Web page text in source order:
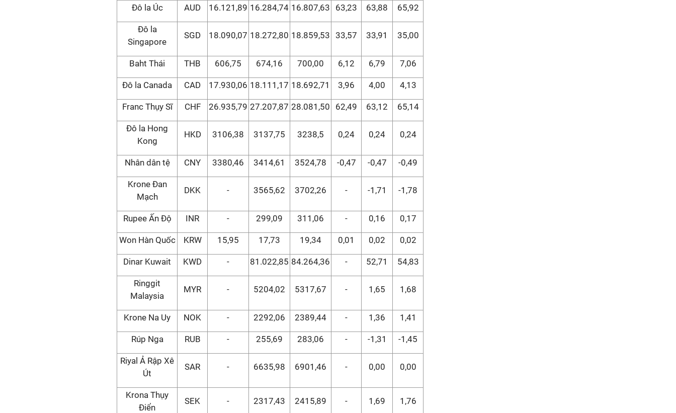
Đô la Úc AUD 16.121,89 16.284,74 16.807,63 63,23 63,88 65,92
Đô la
Singapore
SGD 18.090,07 18.272,80 18.859,53 33,57 33,91 35,00
Baht Thái THB 606,75 674,16 700,00 6,12 6,79 7,06
Đô la Canada CAD 17.930,06 18.111,17 18.692,71 3,96 4,00 4,13
Franc Thụy Sĩ CHF 26.935,79 27.207,87 28.081,50 62,49 63,12 65,14
Đô la Hong
Kong
HKD 3106,38 3137,75 3238,5 0,24 0,24 0,24
Nhân dân tệ CNY 3380,46 3414,61 3524,78 -0,47 -0,47 -0,49
Krone Đan
Mạch
DKK - 3565,62 3702,26 - -1,71 -1,78
Rupee Ấn Độ INR - 299,09 311,06 - 0,16 0,17
Won Hàn Quốc KRW 15,95 17,73 19,34 0,01 0,02 0,02
Dinar Kuwait KWD - 81.022,85 84.264,36 - 52,71 54,83
Ringgit
Malaysia
MYR - 5204,02 5317,67 - 1,65 1,68
Krone Na Uy NOK - 2292,06 2389,44 - 1,36 1,41
Rúp Nga RUB - 255,69 283,06 - -1,31 -1,45
Riyal Ả Rập Xê
Út
SAR - 6635,98 6901,46 - 0,00 0,00
Krona Thụy
Điển
SEK - 2317,43 2415,89 - 1,69 1,76